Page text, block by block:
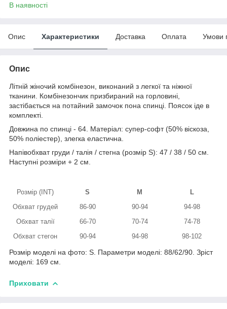
В наявності
Опис Характеристики Доставка Оплата Умови
Опис
Літній жіночий комбінезон, виконаний з легкої та ніжної
тканини. Комбінезончик призбираний на горловині,
застібається на потайний замочок пона спинці. Поясок іде в
комплекті.
Довжина по спинці - 64. Матеріал: супер-софт (50% віскоза,
50% поліестер), злегка еластична.
Напівобхват груди / талія / стегна (розмір S): 47 / 38 / 50 см.
Наступні розміри + 2 см.
Розмір (INT) S M
L
Обхват грудей
86-90 90-94
94-98
Обхват талії
66-70 70-74
74-78
Обхват стегон
90-94 94-98 98-102
Розмір моделі на фото: S. Параметри моделі: 88/62/90. Зріст
моделі: 169 см.
Приховати